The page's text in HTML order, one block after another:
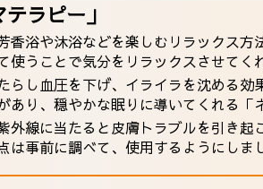
ラピー」
浴や沐浴などを楽しむリラックス
うことで気分をリラックスさせてく
し血圧を下げ、イライラを沈める
り、穏やかな眠りに導いてくれる「
線に当たると皮膚トラブルを引き
事前に調べて、使用するようにしま